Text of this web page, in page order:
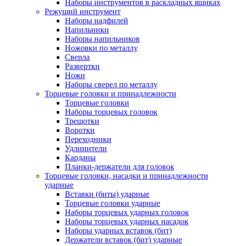
Наборы инструментов в раскладных ящиках
Режущий инструмент
Наборы надфилей
Напильники
Наборы напильников
Ножовки по металлу
Сверла
Развертки
Ножи
Наборы сверел по металлу
Торцевые головки и принадлежности
Торцевые головки
Наборы торцевых головок
Трещотки
Воротки
Переходники
Удлинители
Карданы
Планки-держатели для головок
Торцевые головки, насадки и принадлежности
ударные
Вставки (биты) ударные
Торцевые головки ударные
Наборы торцевых ударных головок
Наборы торцевых ударных насадок
Наборы ударных вставок (бит)
Держатели вставок (бит) ударные